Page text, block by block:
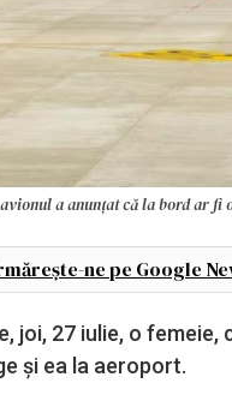
a anunțat că la bord ar fi
ne pe Google
joi, 27 iulie, o
și ea la aeroport.